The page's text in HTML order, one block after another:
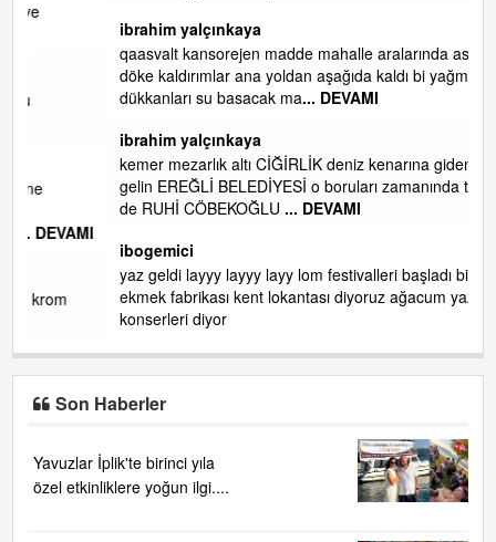
ibrahim yalçınkaya
qaasvalt kansorejen madde mahalle aralarında asvalt döke
döke kaldırımlar ana yoldan aşağıda kaldı bi yağmurda
dükkanları su basacak ma... DEVAMI
ibrahim yalçınkaya
kemer mezarlık altı CİĞİRLİK deniz kenarına giden yola
gelin EREĞLİ BELEDİYESİ o boruları zamanında tüm ereğli
de RUHİ CÖBEKOĞLU... DEVAMI
yaz geldi layyy layyy layy lom festivalleri başladı biz halk
ekmek fabrikası kent lokantası diyoruz ağacum yaz
konserleri diyor
Son Haberler
Yavuzlar İplik'te birinci yıla
özel etkinliklere yoğun ilgi....